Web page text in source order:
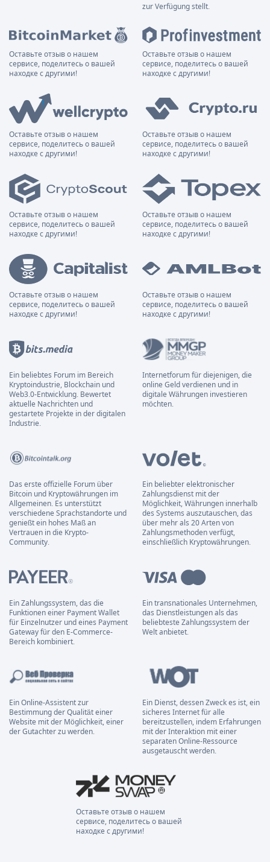
zur Verfügung stellt.
Оставьте отзыв о нашем
сервисе, поделитесь о вашей
находке с другими!
Оставьте отзыв о нашем
сервисе, поделитесь о вашей
находке с другими!
Оставьте отзыв о нашем
сервисе, поделитесь о вашей
находке с другими!
Оставьте отзыв о нашем
сервисе, поделитесь о вашей
находке с другими!
Оставьте отзыв о нашем
сервисе, поделитесь о вашей
находке с другими!
Оставьте отзыв о нашем
сервисе, поделитесь о вашей
находке с другими!
Оставьте отзыв о нашем
сервисе, поделитесь о вашей
находке с другими!
Оставьте отзыв о нашем
сервисе, поделитесь о вашей
находке с другими!
Ein beliebtes Forum im Bereich
Kryptoindustrie, Blockchain und
Web3.0-Entwicklung. Bewertet
aktuelle Nachrichten und
gestartete Projekte in der digitalen
Industrie.
Internetforum für diejenigen, die
online Geld verdienen und in
digitale Währungen investieren
möchten.
Das erste offizielle Forum über
Bitcoin und Kryptowährungen im
Allgemeinen. Es unterstützt
verschiedene Sprachstandorte und
genießt ein hohes Maß an
Vertrauen in die Krypto-
Community.
Ein beliebter elektronischer
Zahlungsdienst mit der
Möglichkeit, Währungen innerhalb
des Systems auszutauschen, das
über mehr als 20 Arten von
Zahlungsmethoden verfügt,
einschließlich Kryptowährungen.
Ein Zahlungssystem, das die
Funktionen einer Payment Wallet
für Einzelnutzer und eines Payment
Gateway für den E-Commerce-
Bereich kombiniert.
Ein transnationales Unternehmen,
das Dienstleistungen als das
beliebteste Zahlungssystem der
Welt anbietet.
Ein Online-Assistent zur
Bestimmung der Qualität einer
Website mit der Möglichkeit, einer
der Gutachter zu werden.
Ein Dienst, dessen Zweck es ist, ein
sicheres Internet für alle
bereitzustellen, indem Erfahrungen
mit der Interaktion mit einer
separaten Online-Ressource
ausgetauscht werden.
Оставьте отзыв о нашем
сервисе, поделитесь о вашей
находке с другими!